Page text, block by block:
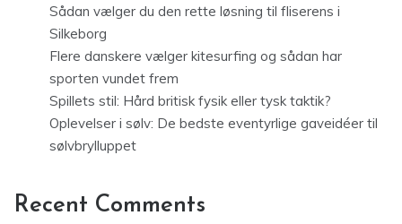
Sådan vælger du den rette løsning til fliserens i
Silkeborg
Flere danskere vælger kitesurfing og sådan har
sporten vundet frem
Spillets stil: Hård britisk fysik eller tysk taktik?
Oplevelser i sølv: De bedste eventyrlige gaveidéer til
sølvbrylluppet
Recent Comments